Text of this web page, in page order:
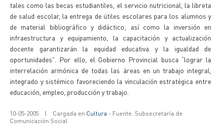
tales como las becas estudiantiles, el servicio nutricional, la libreta
de salud escolar, la entrega de útiles escolares para los alumnos y
de material bibliográfico y didáctico; así como la inversión en
infraestructura y equipamiento, la capacitación y actualización
docente garantizarán la equidad educativa y la igualdad de
oportunidades”. Por ello, el Gobierno Provincial busca “lograr la
interrelación armónica de todas las áreas en un trabajo integral,
integrado y sistémico favoreciendo la vinculación estratégica entre
educación, empleo, producción y trabajo.
10-05-2005 | Cargada en Cultura - Fuente: Subsecretaría de
Comunicación Social